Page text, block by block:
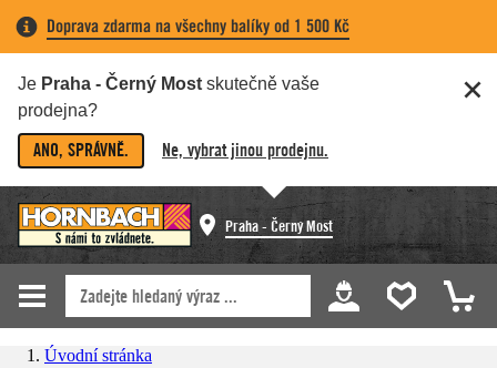
Doprava zdarma na všechny balíky od 1 500 Kč
Je Praha - Černý Most skutečně vaše
prodejna?
ANO, SPRÁVNĚ. Ne, vybrat jinou prodejnu.
Praha - Černý Most
Úvodní stránka